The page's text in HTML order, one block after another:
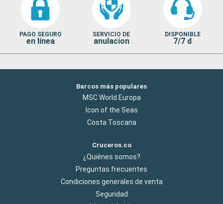
PAGO SEGURO
en línea
SERVICIO DE
anulacion
DISPONIBLE
7/7 d
Barcos más populares
MSC World Europa
Icon of the Seas
Costa Toscana
Cruceros.co
¿Quiénes somos?
Preguntas frecuentes
Condiciones generales de venta
Seguridad